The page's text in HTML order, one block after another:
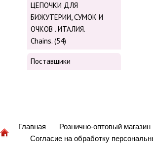
ЦЕПОЧКИ ДЛЯ
БИЖУТЕРИИ, СУМОК И
ОЧКОВ . ИТАЛИЯ.
Chains. (54)
Поставщики
Главная Рознично-оптовый магазин
Согласие на обработку